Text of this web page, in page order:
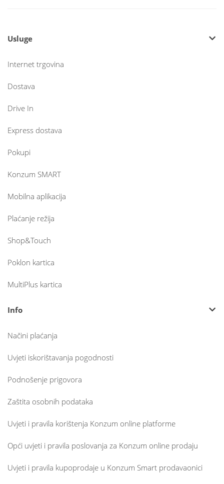
Usluge
Internet trgovina
Dostava
Drive In
Express dostava
Pokupi
Konzum SMART
Mobilna aplikacija
Plaćanje režija
Shop&Touch
Poklon kartica
MultiPlus kartica
Info
Načini plaćanja
Uvjeti iskorištavanja pogodnosti
Podnošenje prigovora
Zaštita osobnih podataka
Uvjeti i pravila korištenja Konzum online platforme
Opći uvjeti i pravila poslovanja za Konzum online prodaju
Uvjeti i pravila kupoprodaje u Konzum Smart prodavaonici